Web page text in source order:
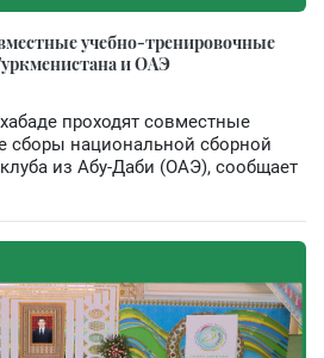
учебно-тренировочные
и ОАЭ
проходят совместные
сборы национальной сборной
из Абу-Даби (ОАЭ), сообщает